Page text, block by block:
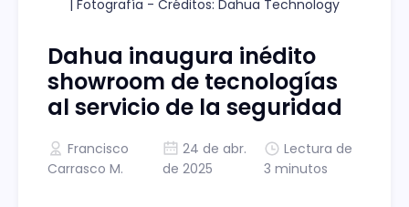
| Fotografía - Créditos: Dahua Technology
Dahua inaugura inédito
showroom de tecnologías
al servicio de la seguridad
Francisco
Carrasco M.
24 de abr.
de 2025
Lectura de
3 minutos